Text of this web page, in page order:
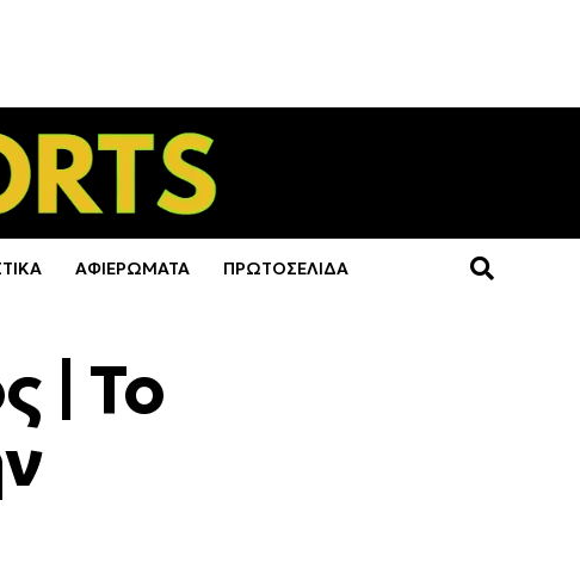
ΑΦΙΕΡΩΜΑΤΑ ΠΡΩΤΟΣΕΛΙΔΑ
| Το